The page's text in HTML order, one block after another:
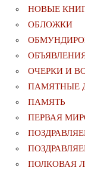
НОВЫЕ
ОБЛОЖКИ
ОЧЕРКИ И
ПАМЯТНЫЕ
ПАМЯТЬ
ПЕРВАЯ
ПОЛКОВАЯ